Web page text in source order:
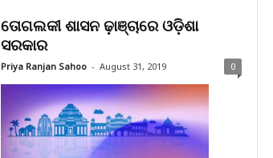
ତୋଗଲକୀ ଶାସନ ଢ଼ାଞ୍ଚାରେ ଓଡ଼ିଶା
ସରକାର
Priya Ranjan Sahoo - August 31, 2019 0